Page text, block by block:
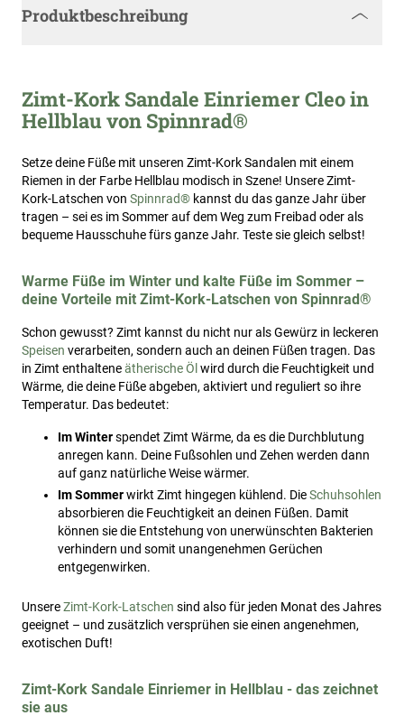
Produktbeschreibung
Zimt-Kork Sandale Einriemer Cleo in
Hellblau von Spinnrad®
Setze deine Füße mit unseren Zimt-Kork Sandalen mit einem
Riemen in der Farbe Hellblau modisch in Szene! Unsere Zimt-
Kork-Latschen von Spinnrad® kannst du das ganze Jahr über
tragen – sei es im Sommer auf dem Weg zum Freibad oder als
bequeme Hausschuhe fürs ganze Jahr. Teste sie gleich selbst!
Warme Füße im Winter und kalte Füße im Sommer –
deine Vorteile mit Zimt-Kork-Latschen von Spinnrad®
Schon gewusst? Zimt kannst du nicht nur als Gewürz in leckeren
Speisen verarbeiten, sondern auch an deinen Füßen tragen. Das
in Zimt enthalteneätherische Öl wird durch die Feuchtigkeit und
Wärme, die deine Füße abgeben, aktiviert und reguliert so ihre
Temperatur. Das bedeutet:
Im Winterspendet Zimt Wärme, da es die Durchblutung
anregen kann. Deine Fußsohlen und Zehen werden dann
auf ganz natürliche Weise wärmer.
Im Sommerwirkt Zimt hingegen kühlend. DieSchuhsohlen
absorbieren die Feuchtigkeit an deinen Füßen. Damit
können sie die Entstehung von unerwünschten Bakterien
verhindern und somit unangenehmen Gerüchen
entgegenwirken.
UnsereZimt-Kork-Latschen sind also für jeden Monat des Jahres
geeignet – und zusätzlich versprühen sie einen angenehmen,
exotischen Duft!
Zimt-Kork Sandale Einriemer in Hellblau - das zeichnet
sie aus